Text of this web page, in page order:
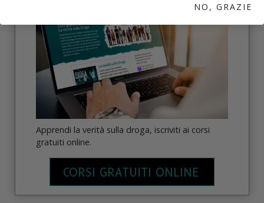
Apprendi la verità sulla droga, iscriviti ai corsi
gratuiti online.
CORSI GRATUITI ONLINE
NO, GRAZIE